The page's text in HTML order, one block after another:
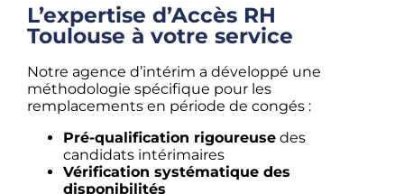
L’expertise d’Accès RH
Toulouse à votre service
Notre agence d’intérim a développé une
méthodologie spécifique pour les
remplacements en période de congés :
Pré-qualification rigoureusedes
candidats intérimaires
Vérification systématique des
disponibilités